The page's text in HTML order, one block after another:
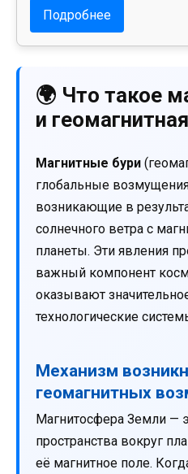
Подробнее
🌍 Что такое
и
Магнитные бури
глобальные
возникающие в
солнечного ветра с
планеты. Эти явления
важный компонент
оказывают
технологические
Механизм
геомагнитных
Магнитосфера Земли —
пространства вокруг
её магнитное поле.